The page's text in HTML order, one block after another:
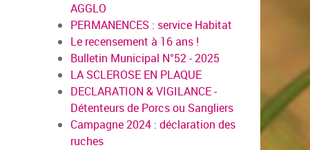
AGGLO
PERMANENCES : service Habitat
Le recensement à 16 ans !
Bulletin Municipal N°52 - 2025
LA SCLEROSE EN PLAQUE
DECLARATION & VIGILANCE -
Détenteurs de Porcs ou Sangliers
Campagne 2024 : déclaration des
ruches